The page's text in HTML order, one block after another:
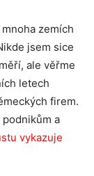
zemích
jsem sice
ale věřme
letech
firem.
a
vykazuje